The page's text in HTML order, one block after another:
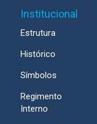
Institucional
Estrutura
Histórico
Símbolos
Regimento
Interno